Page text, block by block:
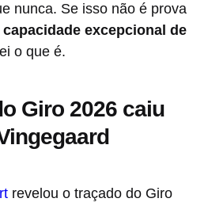
nunca. Se isso não é prova
capacidade excepcional de
o que é.
Giro 2026 caiu
revelou o traçado do Giro